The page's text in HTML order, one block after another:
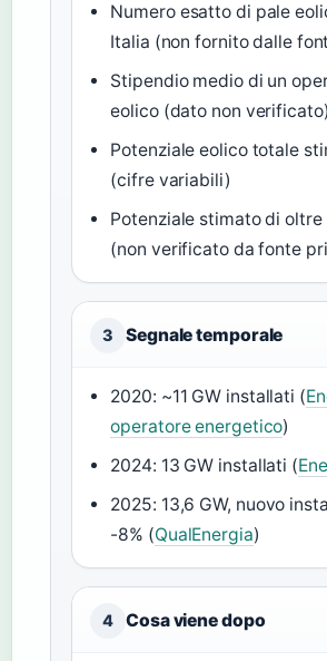
Numero esatto di pale
Italia (non fornito dalle
Stipendio medio di un
eolico (dato non verificato)
Potenziale eolico totale
(cifre variabili)
Potenziale stimato di oltre
(non verificato da fonte
3 Segnale temporale
2020: ~11 GW installati (
operatore energetico)
2024: 13 GW installati (
2025: 13,6 GW, nuovo
-8% (QualEnergia)
4 Cosa viene dopo